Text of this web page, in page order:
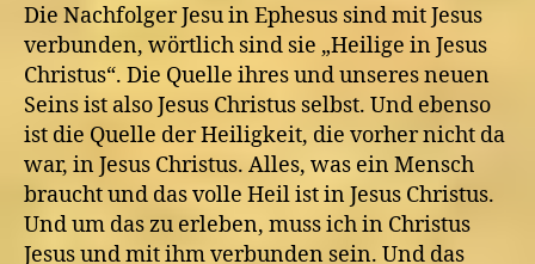
Die Nachfolger Jesu in Ephesus sind mit Jesus
verbunden, wörtlich sind sie „Heilige in Jesus
Christus“. Die Quelle ihres und unseres neuen
Seins ist also Jesus Christus selbst. Und ebenso
ist die Quelle der Heiligkeit, die vorher nicht da
war, in Jesus Christus. Alles, was ein Mensch
braucht und das volle Heil ist in Jesus Christus.
Und um das zu erleben, muss ich in Christus
Jesus und mit ihm verbunden sein. Und das